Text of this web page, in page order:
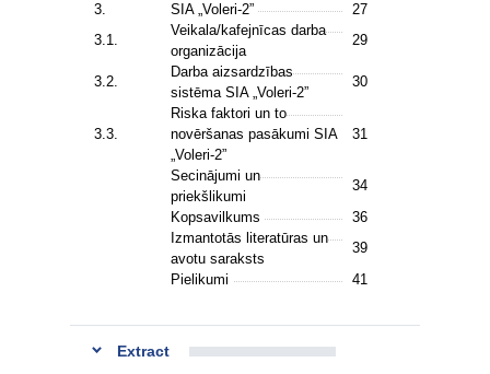
3.
SIA „Voleri-2”
27
3.1.
Veikala/kafejnīcas darba
organizācija
29
3.2.
Darba aizsardzības
sistēma SIA „Voleri-2”
30
3.3.
Riska faktori un to
novēršanas pasākumi SIA
„Voleri-2”
31
Secinājumi un
priekšlikumi
34
Kopsavilkums
36
Izmantotās literatūras un
avotu saraksts
39
Pielikumi
41
Extract